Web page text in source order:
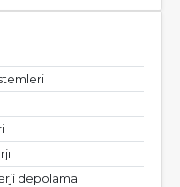
depolama